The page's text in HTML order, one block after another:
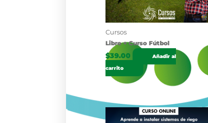
Cursos
Libro + Curso Fútbol
$39.00
Añadir al
carrito